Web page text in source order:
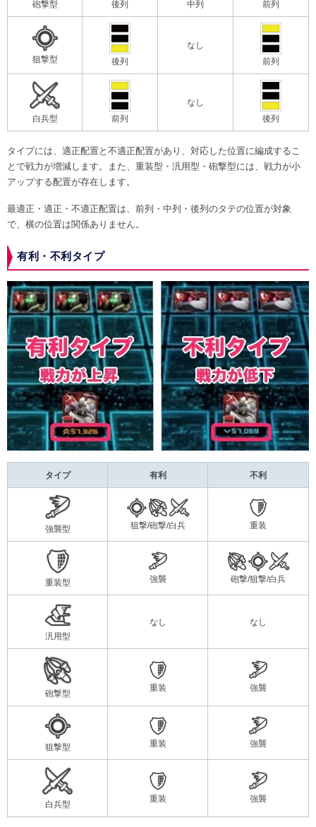
砲撃型 後列 中列 前列
狙撃型 後列
なし
前列
白兵型 前列
なし
後列
タイプには、適正配置と不適正配置があり、対応した位置に編成するこ
とで戦力が増減します。また、重装型・汎用型・砲撃型には、戦力が小
アップする配置が存在します。
最適正・適正・不適正配置は、前列・中列・後列のタテの位置が対象
で、横の位置は関係ありません。
有利・不利タイプ
タイプ 有利 不利
強襲型 狙撃/砲撃/白兵 重装
重装型 強襲 砲撃/狙撃/白兵
汎用型
なし なし
砲撃型
重装 強襲
狙撃型 重装 強襲
白兵型
重装 強襲